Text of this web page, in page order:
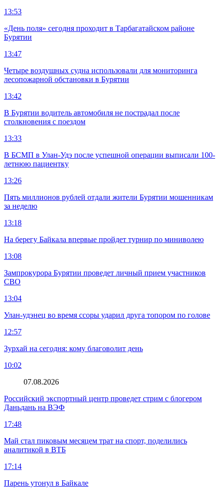
13:53
«День поля» сегодня проходит в Тарбагатайском районе
Бурятии
13:47
Четыре воздушных судна использовали для мониторинга
лесопожарной обстановки в Бурятии
13:42
В Бурятии водитель автомобиля не пострадал после
столкновения с поездом
13:33
В БСМП в Улан-Удэ после успешной операции выписали 100-
летнюю пациентку
13:26
Пять миллионов рублей отдали жители Бурятии мошенникам
за неделю
13:18
На берегу Байкала впервые пройдет турнир по миниволею
13:08
Зампрокурора Бурятии проведет личный прием участников
СВО
13:04
Улан-удэнец во время ссоры ударил друга топором по голове
12:57
Зурхай на сегодня: кому благоволит день
10:02
07.08.2026
Российский экспортный центр проведет стрим с блогером
Даньдань на ВЭФ
17:48
Май стал пиковым месяцем трат на спорт, поделились
аналитикой в ВТБ
17:14
Парень утонул в Байкале